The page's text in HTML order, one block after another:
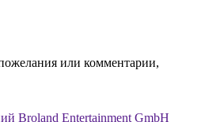
или комментарии,